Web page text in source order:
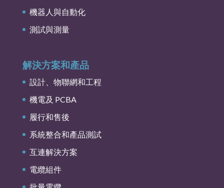
機器人與自動化
測試與測量
解決方案和產品
設計、物聯網和工程
機電及 PCBA
履行和售後
系統整合和產品測試
互連解決方案
電纜組件